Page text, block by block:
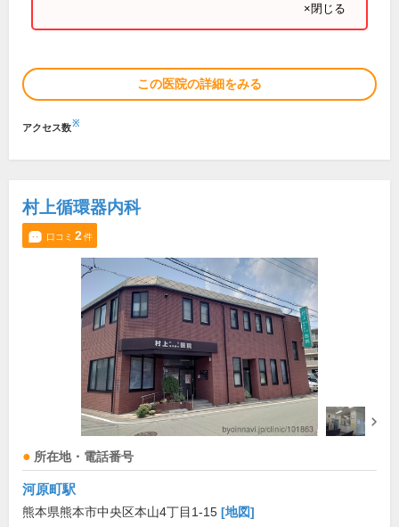
×閉じる
この医院の詳細をみる
アクセス数※
村上循環器内科
口コミ 2件
所在地・電話番号
河原町駅
熊本県熊本市中央区本山4丁目1-15 [地図]